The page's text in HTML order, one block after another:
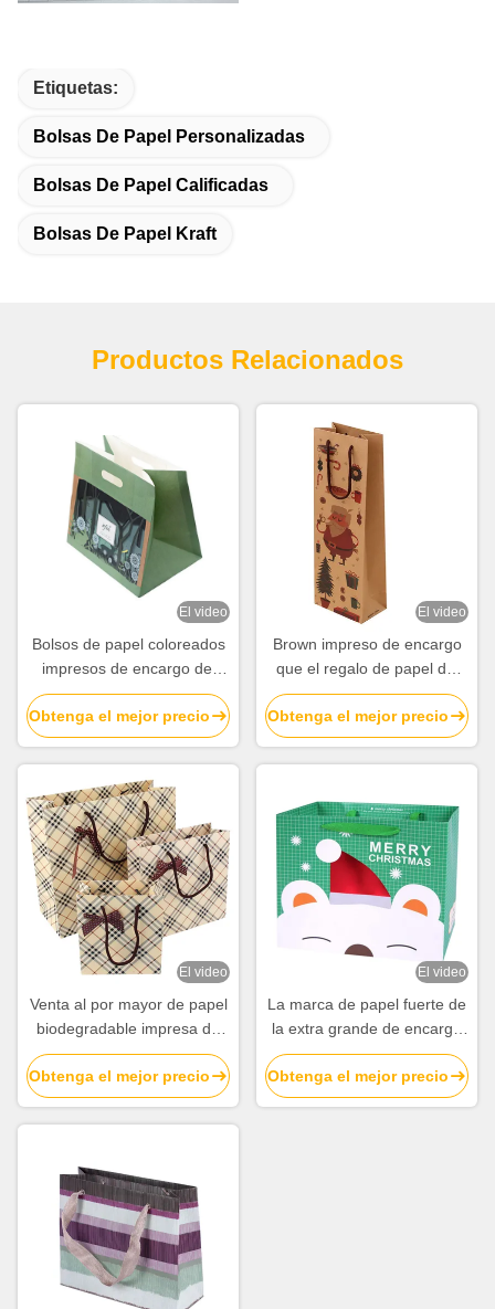
Etiquetas:
Bolsas De Papel Personalizadas
Bolsas De Papel Calificadas
Bolsas De Papel Kraft
Productos Relacionados
El video
Bolsos de papel coloreados
impresos de encargo del
almuerzo con la fábrica de
las manijas que corta con
tintas
Obtenga el mejor precio
El video
Brown impreso de encargo
que el regalo de papel del
vino de Kraft empaqueta con
algodón dirige a granel
Obtenga el mejor precio
El video
Venta al por mayor de papel
biodegradable impresa de
encargo de las bolsas con
Bowknot
Obtenga el mejor precio
El video
La marca de papel fuerte de
la extra grande de encargo
empaqueta la impresión del
coste con la laminación
brillante
Obtenga el mejor precio